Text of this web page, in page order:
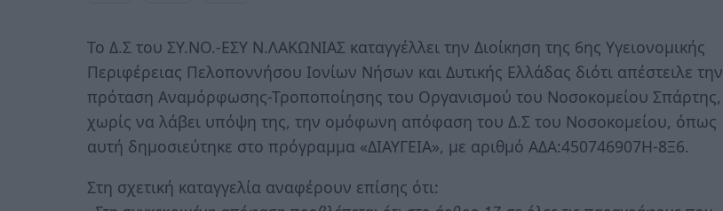
Το Δ.Σ του ΣΥ.ΝΟ.-ΕΣΥ Ν.ΛΑΚΩΝΙΑΣ καταγγέλλει την Διοίκηση της 6ης Υγειονομικής
Περιφέρειας Πελοποννήσου Ιονίων Νήσων και Δυτικής Ελλάδας διότι απέστειλε την
πρόταση Αναμόρφωσης-Τροποποίησης του Οργανισμού του Νοσοκομείου Σπάρτης,
χωρίς να λάβει υπόψη της, την ομόφωνη απόφαση του Δ.Σ του Νοσοκομείου, όπως
αυτή δημοσιεύτηκε στο πρόγραμμα «ΔΙΑΥΓΕΙΑ», με αριθμό ΑΔΑ:450746907Η-8Ξ6.
Στη σχετική καταγγελία αναφέρουν επίσης ότι: